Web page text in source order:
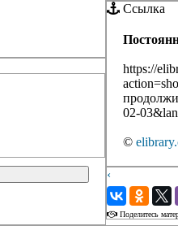
Ссылка
https://
02-
©
‹
›
Поделитесь